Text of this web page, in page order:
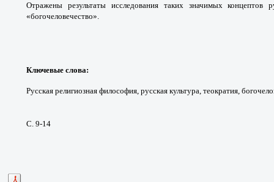
Отражены результаты исследования таких значимых концептов
«богочеловечество».
Ключевые слова:
Русская религиозная философия, русская культура, теократия,
С. 9-14